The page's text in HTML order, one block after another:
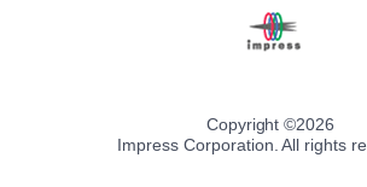
Copyright ©2026
Impress Corporation. All rights